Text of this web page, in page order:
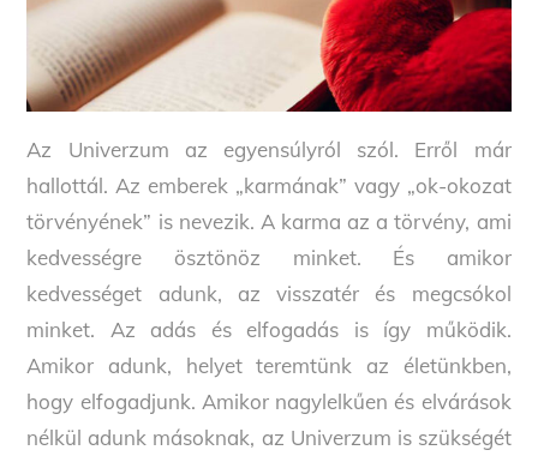
Az Univerzum az egyensúlyról szól. Erről már
hallottál. Az emberek „karmának” vagy „ok-okozat
törvényének” is nevezik. A karma az a törvény, ami
kedvességre ösztönöz minket. És amikor
kedvességet adunk, az visszatér és megcsókol
minket. Az adás és elfogadás is így működik.
Amikor adunk, helyet teremtünk az életünkben,
hogy elfogadjunk. Amikor nagylelkűen és elvárások
nélkül adunk másoknak, az Univerzum is szükségét